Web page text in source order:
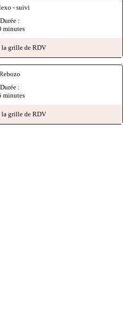
- suivi
Durée :
minutes
la grille de RDV
Durée :
minutes
la grille de RDV